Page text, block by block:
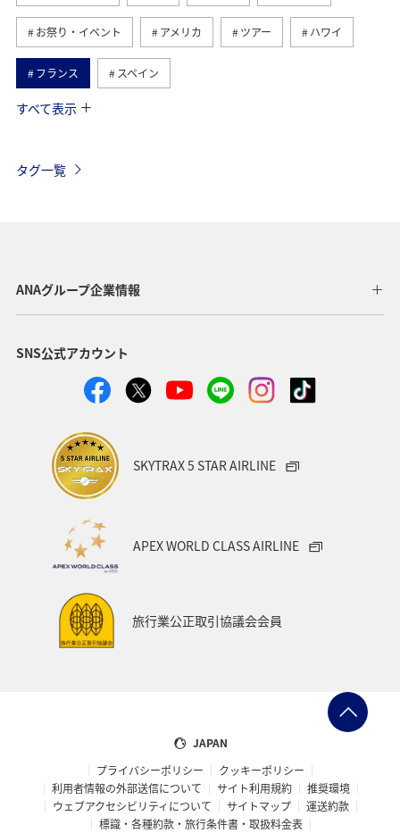
お祭り・イベント アメリカ ツアー ハワイ
フランス スペイン
オーストリア
すべて表示
タグ一覧
ANAグループ企業情報
SNS公式アカウント
SKYTRAX 5 STAR AIRLINE
APEX WORLD CLASS AIRLINE
旅行業公正取引協議会会員
JAPAN
プライバシーポリシー
クッキーポリシー
利用者情報の外部送信について
サイト利用規約
推奨環境
ウェブアクセシビリティについて
サイトマップ
運送約款
標識・各種約款・旅行条件書・取扱料金表